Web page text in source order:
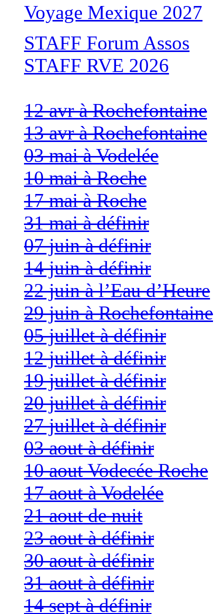
Voyage Mexique 2027
STAFF Forum Assos
STAFF RVE 2026
12 avr à Rochefontaine
13 avr à Rochefontaine
03 mai à Vodelée
10 mai à Roche
17 mai à Roche
31 mai à définir
07 juin à définir
14 juin à définir
22 juin à l’Eau d’Heure
29 juin à Rochefontaine
05 juillet à définir
12 juillet à définir
19 juillet à définir
20 juillet à définir
27 juillet à définir
03 aout à définir
10 aout Vodecée Roche
17 aout à Vodelée
21 aout de nuit
23 aout à définir
30 aout à définir
31 aout à définir
14 sept à définir